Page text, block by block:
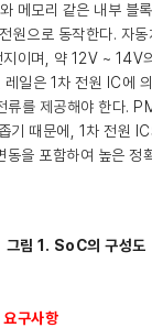
메모리 같은 내부 블
원으로 동작한다. 자동
지이며, 약 12V ~ 14V
일은 1차 전원 IC에
류를 제공해야 한다.
기 때문에, 1차 전원
동을 포함하여 높은 정
그림 1. SoC의 구성도
구사항